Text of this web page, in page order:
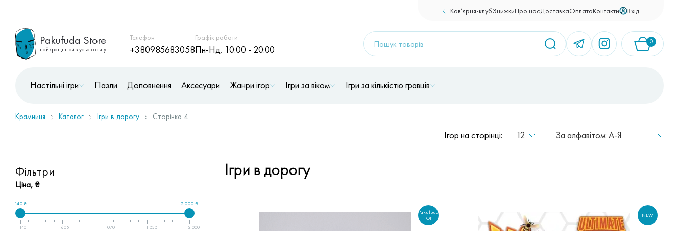
Кав’ярня-клубЗнижкиПро насДоставкаОплатаКонтакти Вхід
Pakufuda Store
найкращі ігри з усього світу
Телефон
+380985683058
Графік роботи
Пн-Нд, 10:00 - 20:00
Products
search 0
Настільні ігри Пазли Доповнення Аксесуари Жанри ігор Ігри за віком Ігри за кількістю гравців
Крамниця Каталог Ігри в дорогу Сторінка 4
Ігор на сторінці: 12 За алфавітом: A-Я
Ігри в дорогу
Pakufuda
TOP
NEW
Фільтри
Ціна, ₴
140 ₴ 2 000 ₴
140 605 1 070 1 535 2 000